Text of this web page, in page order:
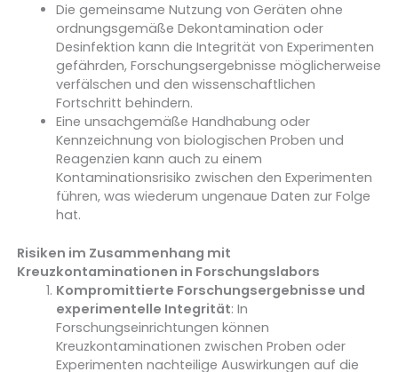
Die gemeinsame Nutzung von Geräten ohne
ordnungsgemäße Dekontamination oder
Desinfektion kann die Integrität von Experimenten
gefährden, Forschungsergebnisse möglicherweise
verfälschen und den wissenschaftlichen
Fortschritt behindern.
Eine unsachgemäße Handhabung oder
Kennzeichnung von biologischen Proben und
Reagenzien kann auch zu einem
Kontaminationsrisiko zwischen den Experimenten
führen, was wiederum ungenaue Daten zur Folge
hat.
Risiken im Zusammenhang mit
Kreuzkontaminationen in Forschungslabors
Kompromittierte Forschungsergebnisse und
experimentelle Integrität: In
Forschungseinrichtungen können
Kreuzkontaminationen zwischen Proben oder
Experimenten nachteilige Auswirkungen auf die